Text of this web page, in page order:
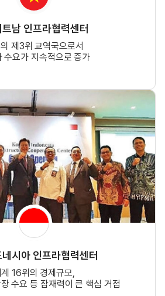
남 인프라협력센터
제3위 교역국으로서
수요가 지속적으로 증가
시아 인프라협력센터
16위의 경제규모,
수요 등 잠재력이 큰 핵심 거점